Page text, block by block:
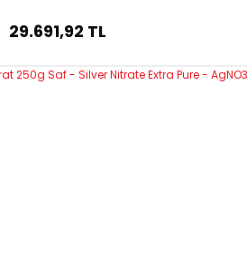
29.691,92 TL